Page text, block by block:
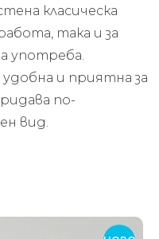
класическа
така и за
употреба.
и приятна за
по-
вид.